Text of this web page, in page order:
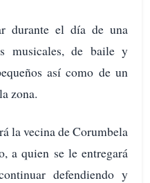
durante el día de una
musicales, de baile y
así como de un
zona.
la vecina de Corumbela
a quien se le entregará
defendiendo y